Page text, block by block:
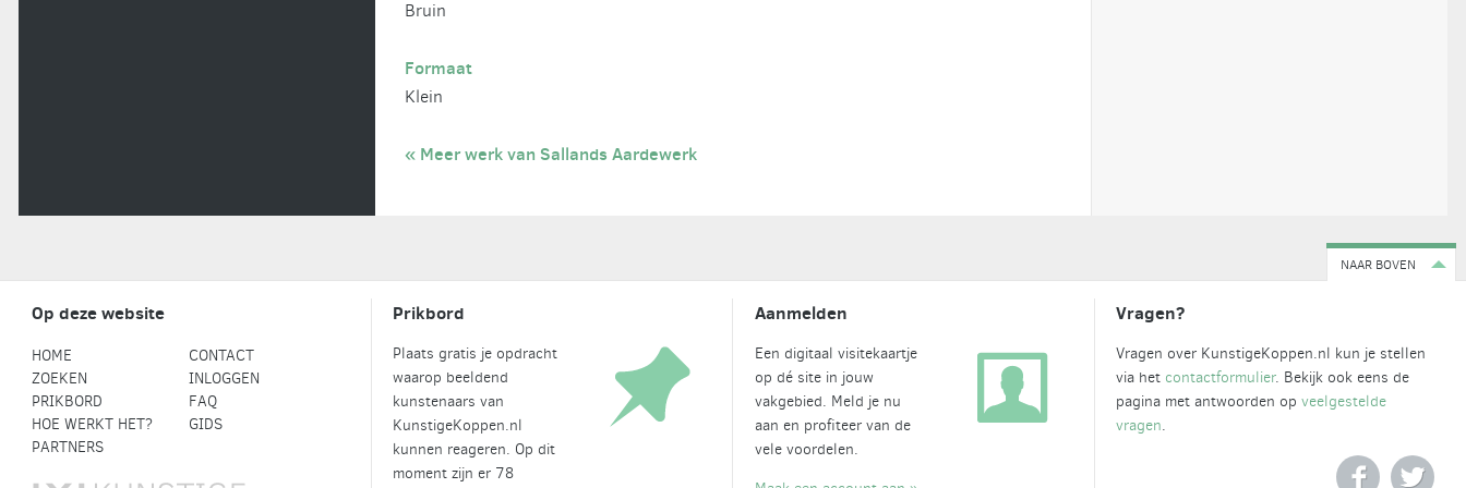
Bruin
Formaat
Klein
« Meer werk van Sallands Aardewerk
NAAR BOVEN
Op deze website
HOME
CONTACT
ZOEKEN
INLOGGEN
PRIKBORD
FAQ
HOE WERKT HET?
GIDS
PARTNERS
Prikbord
Plaats gratis je opdracht
waarop beeldend
kunstenaars van
KunstigeKoppen.nl
kunnen reageren. Op dit
moment zijn er 78
Aanmelden
Een digitaal visitekaartje
op dé site in jouw
vakgebied. Meld je nu
aan en profiteer van de
vele voordelen.
Vragen?
Vragen over KunstigeKoppen.nl kun je stellen
via het contactformulier. Bekijk ook eens de
pagina met antwoorden opveelgestelde
vragen.